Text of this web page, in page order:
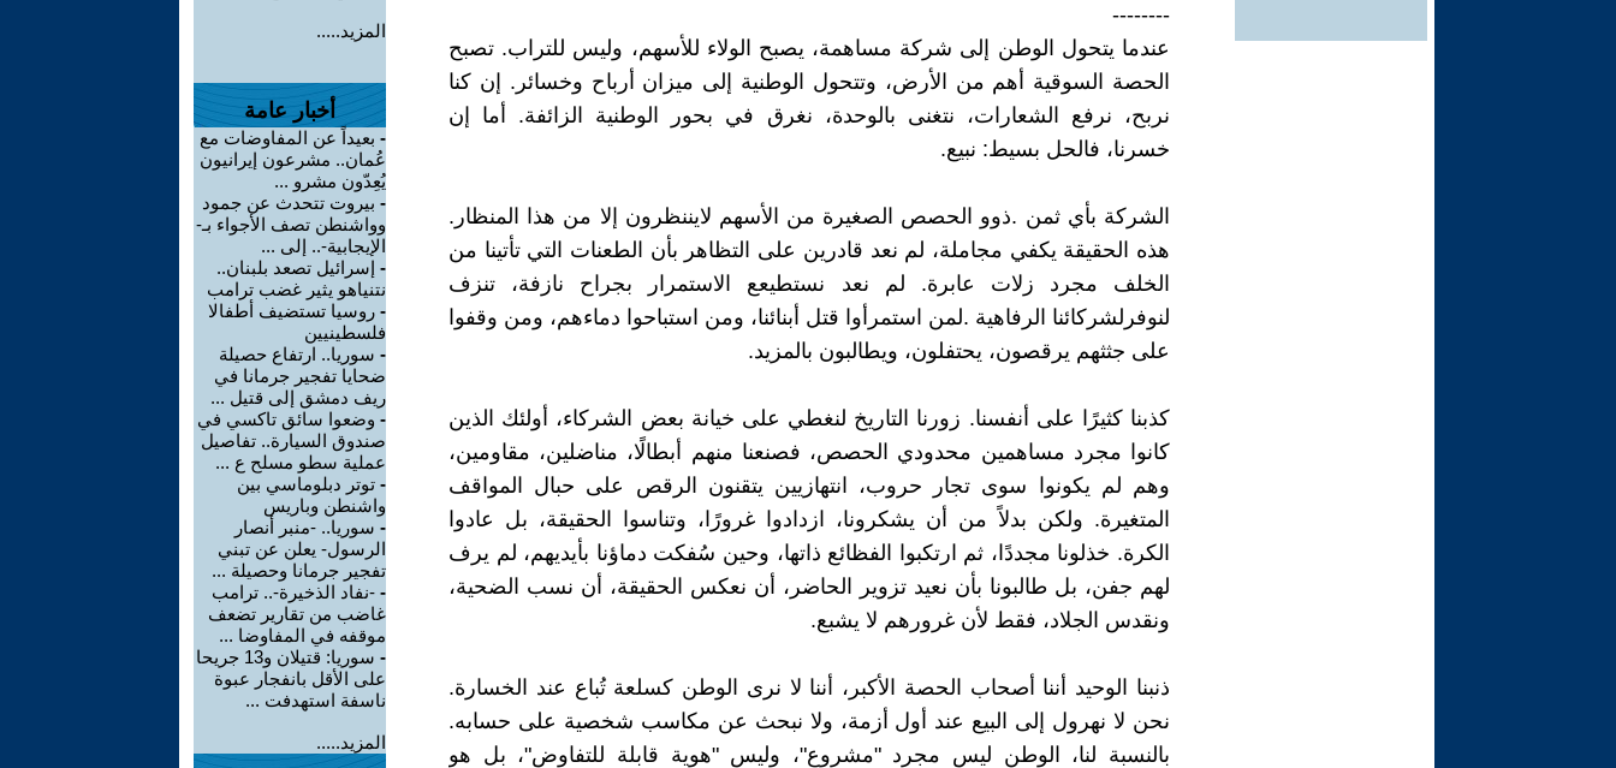
--------
عندما يتحول الوطن إلى شركة مساهمة، يصبح الولاء للأسهم، وليس للتراب. تصبح
الحصة السوقية أهم من الأرض، وتتحول الوطنية إلى ميزان أرباح وخسائر. إن كنا
نربح، نرفع الشعارات، نتغنى بالوحدة، نغرق في بحور الوطنية الزائفة. أما إن
خسرنا، فالحل بسيط: نبيع.
الشركة بأي ثمن .ذوو الحصص الصغيرة من الأسهم لايننظرون إلا من هذا المنظار.
هذه الحقيقة يكفي مجاملة، لم نعد قادرين على التظاهر بأن الطعنات التي تأتينا من
الخلف مجرد زلات عابرة. لم نعد نستطيعع الاستمرار بجراح نازفة، تنزف
لنوفرلشركائنا الرفاهية .لمن استمرأوا قتل أبنائنا، ومن استباحوا دماءهم، ومن وقفوا
على جثثهم يرقصون، يحتفلون، ويطالبون بالمزيد.
كذبنا كثيرًا على أنفسنا. زورنا التاريخ لنغطي على خيانة بعض الشركاء، أولئك الذين
كانوا مجرد مساهمين محدودي الحصص، فصنعنا منهم أبطالًا، مناضلين، مقاومين،
وهم لم يكونوا سوى تجار حروب، انتهازيين يتقنون الرقص على حبال المواقف
المتغيرة. ولكن بدلاً من أن يشكرونا، ازدادوا غرورًا، وتناسوا الحقيقة، بل عادوا
الكرة. خذلونا مجددًا، ثم ارتكبوا الفظائع ذاتها، وحين سُفكت دماؤنا بأيديهم، لم يرف
لهم جفن، بل طالبونا بأن نعيد تزوير الحاضر، أن نعكس الحقيقة، أن نسب الضحية،
ونقدس الجلاد، فقط لأن غرورهم لا يشبع.
ذنبنا الوحيد أننا أصحاب الحصة الأكبر، أننا لا نرى الوطن كسلعة تُباع عند الخسارة.
نحن لا نهرول إلى البيع عند أول أزمة، ولا نبحث عن مكاسب شخصية على حسابه.
بالنسبة لنا، الوطن ليس مجرد "مشروع"، وليس "هوية قابلة للتفاوض"، بل هو
المزيد.....
أخبار عامة
- بعيداً عن المفاوضات مع
عُمان.. مشرعون إيرانيون
يُعِدّون مشرو ...
- بيروت تتحدث عن جمود
وواشنطن تصف الأجواء بـ-
الإيجابية-.. إلى ...
- إسرائيل تصعد بلبنان..
نتنياهو يثير غضب ترامب
- روسيا تستضيف أطفالا
فلسطينيين
- سوريا.. ارتفاع حصيلة
ضحايا تفجير جرمانا في
ريف دمشق إلى قتيل ...
- وضعوا سائق تاكسي في
صندوق السيارة.. تفاصيل
عملية سطو مسلح ع ...
- توتر دبلوماسي بين
واشنطن وباريس
- سوريا.. -منبر أنصار
الرسول- يعلن عن تبني
تفجير جرمانا وحصيلة ...
- -نفاد الذخيرة-.. ترامب
غاضب من تقارير تضعف
موقفه في المفاوضا ...
-
سوريا: قتيلان و13 جريحا
على الأقل بانفجار عبوة
ناسفة استهدفت ...
المزيد.....